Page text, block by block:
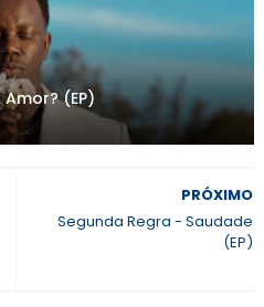
(EP)
PRÓXIMO
Segunda Regra - Saudade
(EP)